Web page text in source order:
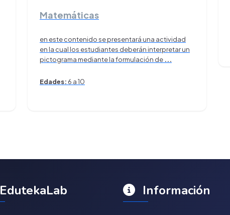
Matemáticas
en este contenido se presentará una actividad
en la cual los estudiantes deberán interpretar un
pictograma mediante la formulación de ...
Edades: 6 a 10
EdutekaLab Información